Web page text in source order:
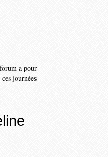
a pour
journées